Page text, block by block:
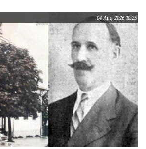
04 Aug 2026 10:25